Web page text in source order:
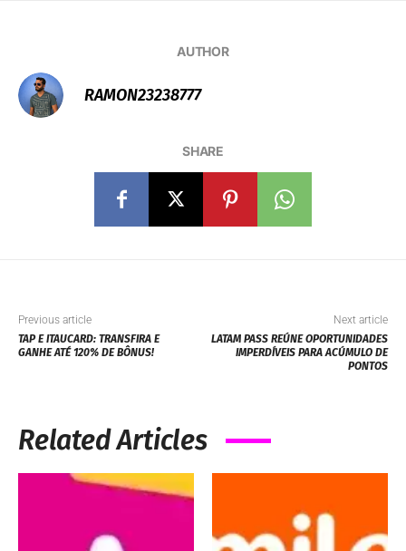
AUTHOR
RAMON23238777
SHARE
Previous article
TAP E ITAUCARD: TRANSFIRA E
GANHE ATÉ 120% DE BÔNUS!
Next article
LATAM PASS REÚNE OPORTUNIDADES
IMPERDÍVEIS PARA ACÚMULO DE
PONTOS
Related Articles